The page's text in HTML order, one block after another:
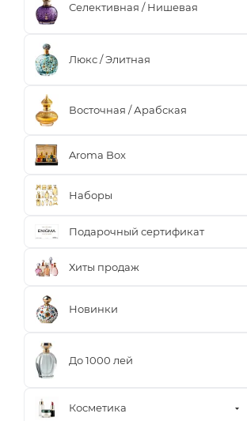
Селективная / Нишевая
Люкс / Элитная
Восточная / Арабская
Aroma Box
Наборы
Подарочный сертификат
Хиты продаж
Новинки
До 1000 лей
Косметика